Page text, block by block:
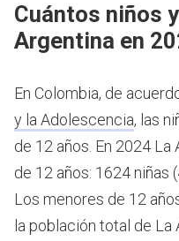
Cuántos niños
Argentina en
En Colombia, de
y la Adolescencia, las
de 12 años. En 2024 La
de 12 años: 1624 niñas
Los menores de 12
la población total de La